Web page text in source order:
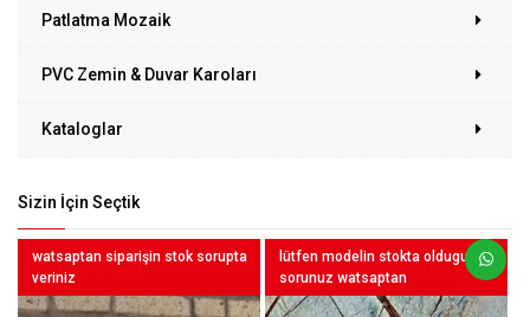
Patlatma Mozaik
PVC Zemin & Duvar Karoları
Kataloglar
Sizin İçin Seçtik
watsaptan siparişin stok sorupta
veriniz
lütfen modelin stokta oldugunu
sorunuz watsaptan